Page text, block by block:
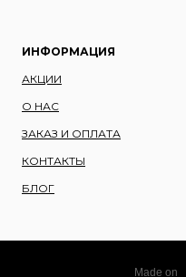
ИНФОРМАЦИЯ
АКЦИИ
О НАС
ЗАКАЗ И ОПЛАТА
КОНТАКТЫ
БЛОГ
Made on